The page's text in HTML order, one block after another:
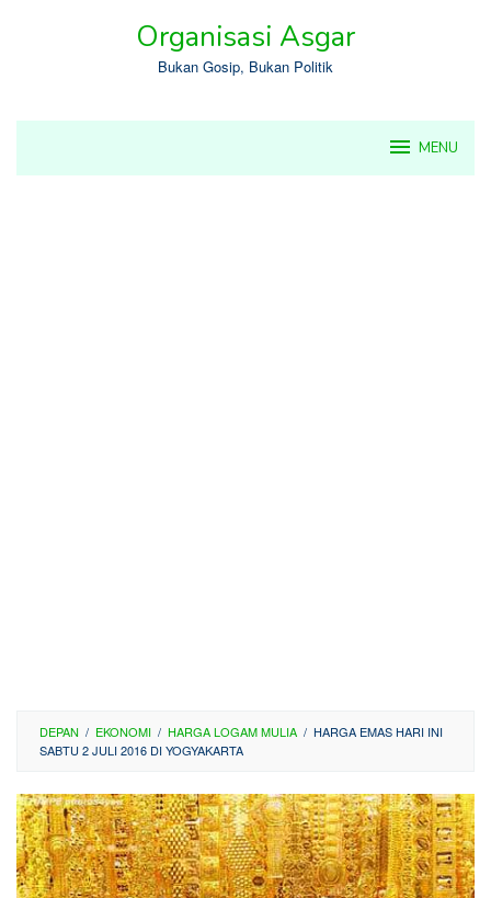
Organisasi Asgar
Bukan Gosip, Bukan Politik
MENU
DEPAN / EKONOMI / HARGA LOGAM MULIA / HARGA EMAS HARI INI
SABTU 2 JULI 2016 DI YOGYAKARTA